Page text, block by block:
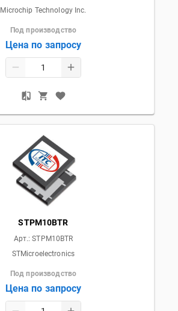
Microchip Technology Inc.
Под производство
Цена по запросу
STPM10BTR
Арт.:STPM10BTR
STMicroelectronics
Под производство
Цена по запросу